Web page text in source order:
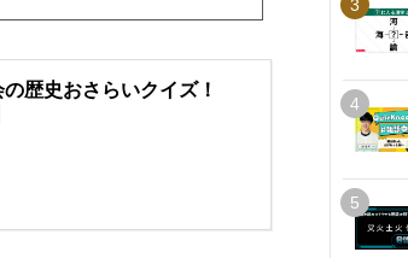
歴史おさらいクイズ！
3
4
5